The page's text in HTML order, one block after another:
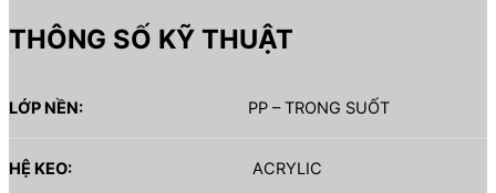
THÔNG SỐ KỸ THUẬT
LỚP NỀN: PP – TRONG SUỐT
HỆ KEO: ACRYLIC